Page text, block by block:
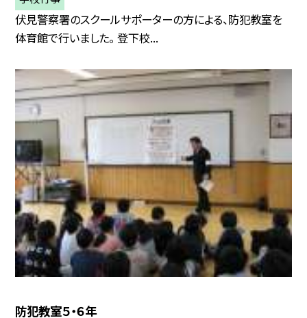
伏見警察署のスクールサポーターの方による、防犯教室を
体育館で行いました。 登下校...
防犯教室５・６年